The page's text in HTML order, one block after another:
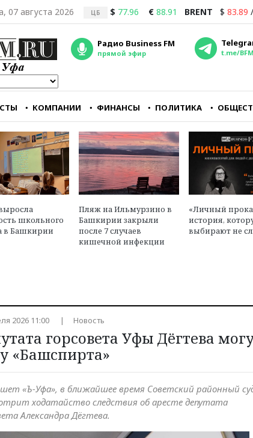
07 августа 2026 ЦБ $ 77.96 € 88.91 BRENT $ 83.89 /
Радио Business FM
прямой эфир t.me/
КОМПАНИИ ФИНАНСЫ ПОЛИТИКА
школьного
в Башкирии
Пляж на Ильмурзино в
Башкирии закрыли
после 7 случаев
кишечной инфекции
«Личный
история,
выбирают не
2026 11:00 Новость
горсовета Уфы Дёгтева
«Башспирта»
«Ъ-Уфа», в ближайшее время Советский районный
ходатайство следствия об аресте депутата
Александра Дёгтева.
Республиканцам крайне
важно заткнуть горло
главному
оппозиционному рупору
— CNN
Александр Трещев
юрист, эксперт в области
международного права
Совершенно
что для владельцев
аэропорта Внуково
Домодедово — это
понятный и
перспективный
Олег Пантелеев
исполнительный
агентства